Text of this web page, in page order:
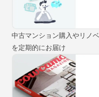
中古マンション購入やリノ
を定期的にお届け